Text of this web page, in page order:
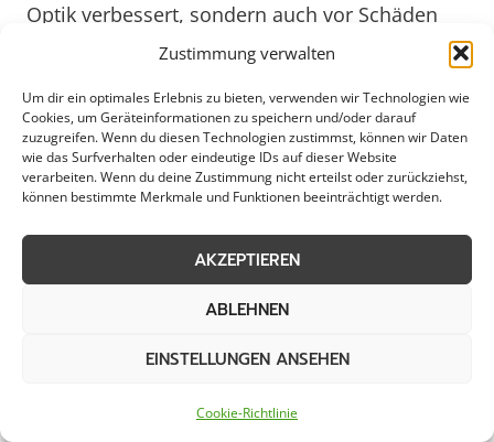
Zustimmung verwalten
Um dir ein optimales Erlebnis zu bieten, verwenden wir Technologien wie
Cookies, um Geräteinformationen zu speichern und/oder darauf
zuzugreifen. Wenn du diesen Technologien zustimmst, können wir Daten
wie das Surfverhalten oder eindeutige IDs auf dieser Website
verarbeiten. Wenn du deine Zustimmung nicht erteilst oder zurückziehst,
können bestimmte Merkmale und Funktionen beeinträchtigt werden.
AKZEPTIEREN
ABLEHNEN
EINSTELLUNGEN ANSEHEN
Cookie-Richtlinie
Optik verbessert, sondern auch vor Schäden
schützt, die durch feuchte Einwirkungen
Für Unternehmen in Sassenburg ist es
besonders wichtig, ein sauberes und
gepflegtes Erscheinungsbild zu wahren. Eine
regelmäßige Dachreinigung trägt dazu bei,
einen positiven Eindruck auf Kunden und
Geschäftspartner zu hinterlassen. Auch für
Dachreinigung eine entscheidende Rolle, um
einem einwandfreien Zustand zu halten.